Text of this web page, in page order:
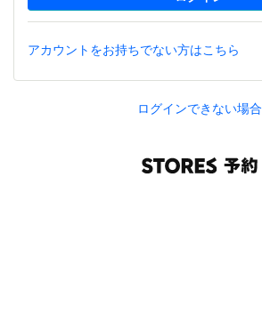
アカウントをお持ちでない方はこちら
ログインできない場合